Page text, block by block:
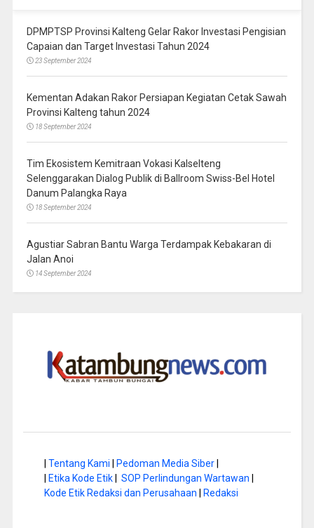
DPMPTSP Provinsi Kalteng Gelar Rakor Investasi Pengisian
Capaian dan Target Investasi Tahun 2024
23 September 2024
Kementan Adakan Rakor Persiapan Kegiatan Cetak Sawah
Provinsi Kalteng tahun 2024
18 September 2024
Tim Ekosistem Kemitraan Vokasi Kalselteng
Selenggarakan Dialog Publik di Ballroom Swiss-Bel Hotel
Danum Palangka Raya
18 September 2024
Agustiar Sabran Bantu Warga Terdampak Kebakaran di
Jalan Anoi
14 September 2024
Tentang Kami Pedoman Media Siber|
Etika Kode Etik| SOP Perlindungan Wartawan
Kode Etik Redaksi dan Perusahaan
Redaksi